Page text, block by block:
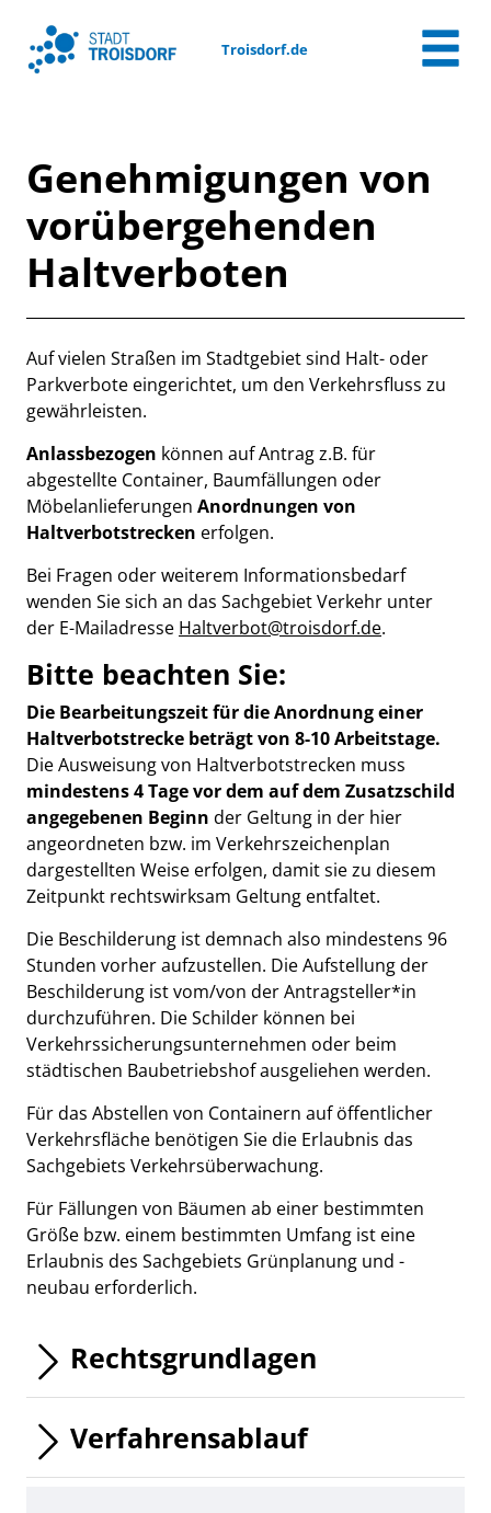
Zum Hauptinhalt springen
Troisdorf.de
Genehmigungen von
vorübergehenden
Haltverboten
Beschreibung
Auf vielen Straßen im Stadtgebiet sind Halt- oder
Parkverbote eingerichtet, um den Verkehrsfluss zu
gewährleisten.
Anlassbezogen können auf Antrag z.B. für
abgestellte Container, Baumfällungen oder
Möbelanlieferungen Anordnungen von
Haltverbotstrecken erfolgen.
Bei Fragen oder weiterem Informationsbedarf
wenden Sie sich an das Sachgebiet Verkehr unter
der E-Mailadresse Haltverbot@troisdorf.de.
Bitte beachten Sie:
Die Bearbeitungszeit für die Anordnung einer
Haltverbotstrecke beträgt von 8-10 Arbeitstage.
Die Ausweisung von Haltverbotstrecken muss
mindestens 4 Tage vor dem auf dem Zusatzschild
angegebenen Beginn der Geltung in der hier
angeordneten bzw. im Verkehrszeichenplan
dargestellten Weise erfolgen, damit sie zu diesem
Zeitpunkt rechtswirksam Geltung entfaltet.
Die Beschilderung ist demnach also mindestens 96
Stunden vorher aufzustellen. Die Aufstellung der
Beschilderung ist vom/von der Antragsteller*in
durchzuführen. Die Schilder können bei
Verkehrssicherungsunternehmen oder beim
städtischen Baubetriebshof ausgeliehen werden.
Für das Abstellen von Containern auf öffentlicher
Verkehrsfläche benötigen Sie die Erlaubnis das
Sachgebiets Verkehrsüberwachung.
Für Fällungen von Bäumen ab einer bestimmten
Größe bzw. einem bestimmten Umfang ist eine
Erlaubnis des Sachgebiets Grünplanung und -
neubau erforderlich.
Rechtsgrundlagen
Verfahrensablauf